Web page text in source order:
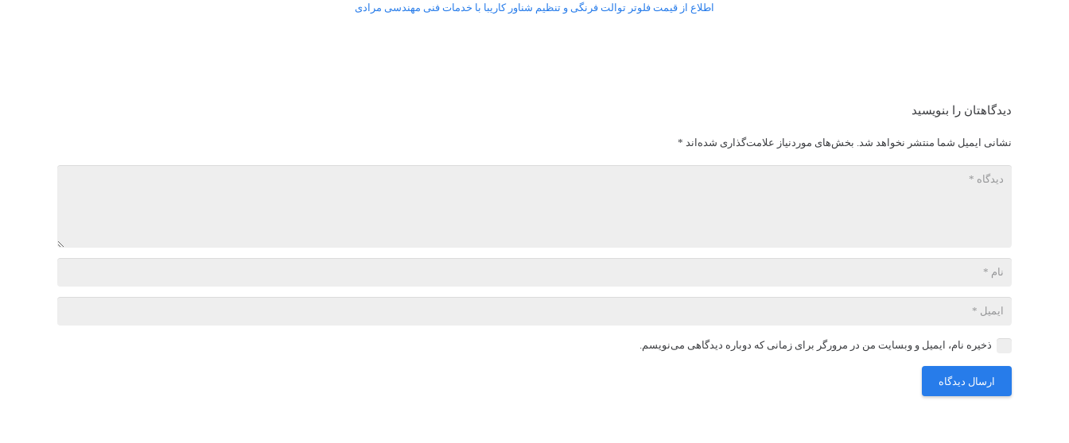
اطلاع از قیمت فلوتر توالت فرنگی و تنظیم شناور کاریبا با خدمات فنی مهندسی مرادی
دیدگاهتان را بنویسید
نشانی ایمیل شما منتشر نخواهد شد. بخش‌های موردنیاز علامت‌گذاری شده‌اند *
ذخیره نام، ایمیل و وبسایت من در مرورگر برای زمانی که دوباره دیدگاهی می‌نویسم.
ارسال دیدگاه